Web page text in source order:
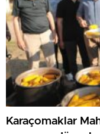
Karaçomaklar